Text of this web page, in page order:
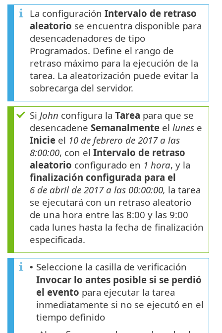
La configuración Intervalo de retraso
aleatorio se encuentra disponible para
desencadenadores de tipo
Programados. Define el rango de
retraso máximo para la ejecución de la
tarea. La aleatorización puede evitar la
sobrecarga del servidor.
Si John configura la Tarea para que se
desencadene Semanalmente el lunes e
Inicie el 10 de febrero de 2017 a las
8:00:00, con el Intervalo de retraso
aleatorio configurado en 1 hora, y la
finalización configurada para el
6 de abril de 2017 a las 00:00:00, la tarea
se ejecutará con un retraso aleatorio
de una hora entre las 8:00 y las 9:00
cada lunes hasta la fecha de finalización
especificada.
• Seleccione la casilla de verificación
Invocar lo antes posible si se perdió
el evento para ejecutar la tarea
inmediatamente si no se ejecutó en el
tiempo definido